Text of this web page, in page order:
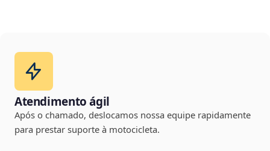
Atendimento ágil
Após o chamado, deslocamos nossa equipe rapidamente
para prestar suporte à motocicleta.